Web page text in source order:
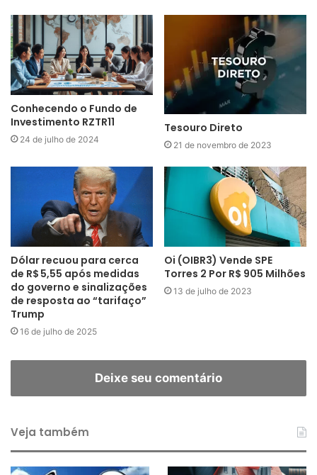
Conhecendo o Fundo de
Investimento RZTR11
24 de julho de 2024
Tesouro Direto
21 de novembro de 2023
Dólar recuou para cerca
de R$ 5,55 após medidas
do governo e sinalizações
de resposta ao “tarifaço”
Trump
16 de julho de 2025
Oi (OIBR3) Vende SPE
Torres 2 Por R$ 905 Milhões
13 de julho de 2023
Deixe seu comentário
Veja também